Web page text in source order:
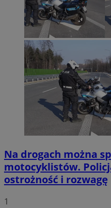
Na drogach można
motocyklistów.
ostrożność i rozwagę
1